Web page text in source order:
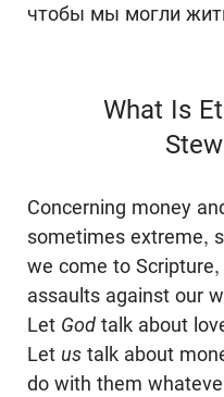
чтобы мы могли
What Is
Concerning money
sometimes extreme,
we come to
assaults against our
Let God talk about
Let us talk about
do with them